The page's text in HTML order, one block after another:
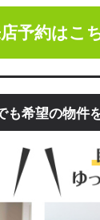
予約はこ
も希望の物件